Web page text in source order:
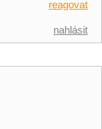
reagovat
nahlásit